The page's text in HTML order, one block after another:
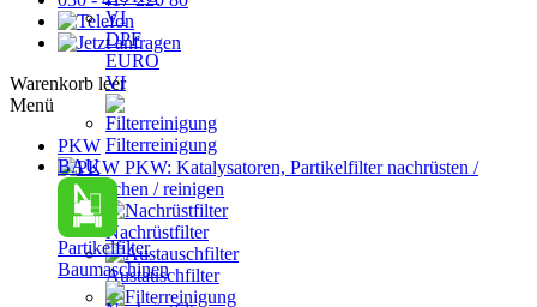
DPF
EURO
VI
Filterreinigung
BAU
Partikelfilter
Baumaschinen
Warenkorb leer
Menü
PKW
PKW: Katalysatoren, Partikelfilter nachrüsten /
austauschen / reinigen
Nachrüstfilter
Austauschfilter